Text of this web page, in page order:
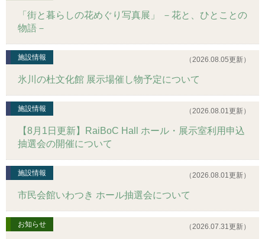
「街と暮らしの花めぐり写真展」 －花と、ひとことの
物語－
施設情報
氷川の杜文化館 展示場催し物予定について
（2026.08.05更新）
施設情報
【8月1日更新】RaiBoC Hall ホール・展示室利用申込
抽選会の開催について
（2026.08.01更新）
施設情報
市民会館いわつき ホール抽選会について
（2026.08.01更新）
お知らせ （2026.07.31更新）